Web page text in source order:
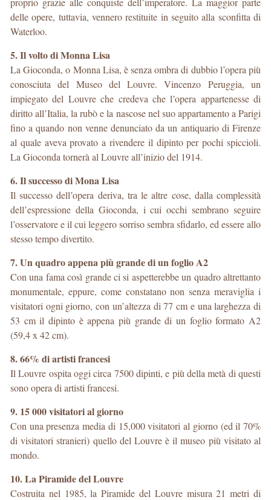
delle opere, tuttavia, vennero restituite in seguito alla sconfitta di
Waterloo.
5. Il volto di Monna Lisa
La Gioconda, o Monna Lisa, è senza ombra di dubbio l’opera più
conosciuta del Museo del Louvre. Vincenzo Peruggia, un
impiegato del Louvre che credeva che l’opera appartenesse di
diritto all’Italia, la rubò e la nascose nel suo appartamento a Parigi
fino a quando non venne denunciato da un antiquario di Firenze
al quale aveva provato a rivendere il dipinto per pochi spiccioli.
La Gioconda tornerà al Louvre all’inizio del 1914.
6. Il successo di Mona Lisa
Il successo dell’opera deriva, tra le altre cose, dalla complessità
dell’espressione della Gioconda, i cui occhi sembrano seguire
l’osservatore e il cui leggero sorriso sembra sfidarlo, ed essere allo
stesso tempo divertito.
7. Un quadro appena più grande di un foglio A2
Con una fama così grande ci si aspetterebbe un quadro altrettanto
monumentale, eppure, come constatano non senza meraviglia i
visitatori ogni giorno, con un’altezza di 77 cm e una larghezza di
53 cm il dipinto è appena più grande di un foglio formato A2
(59,4 x 42 cm).
8. 66% di artisti francesi
Il Louvre ospita oggi circa 7500 dipinti, e più della metà di questi
sono opera di artisti francesi.
9. 15 000 visitatori al giorno
Con una presenza media di 15,000 visitatori al giorno (ed il 70%
di visitatori stranieri) quello del Louvre è il museo più visitato al
mondo.
10. La Piramide del Louvre
Costruita nel 1985, la Piramide del Louvre misura 21 metri di